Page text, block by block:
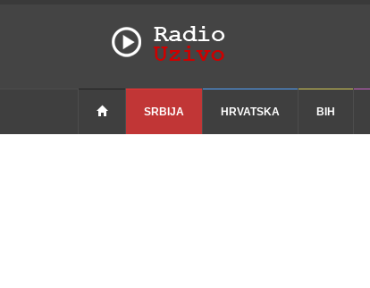
SRBIJA HRVATSKA BIH